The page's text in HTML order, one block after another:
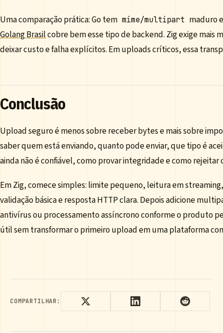
Uma comparação prática: Go tem mime/multipart maduro
Golang Brasilcobre bem esse tipo de backend. Zig exige mais
deixar custo e falha explícitos. Em uploads críticos, essa
Conclusão
Upload seguro é menos sobre receber bytes e mais sobre
saber quem está enviando, quanto pode enviar, que tipo é
ainda não é confiável, como provar integridade e como
Em Zig, comece simples: limite pequeno, leitura em
validação básica e resposta HTTP clara. Depois adicione
antivírus ou processamento assíncrono conforme o produto
útil sem transformar o primeiro upload em uma plataforma
COMPARTILHAR: